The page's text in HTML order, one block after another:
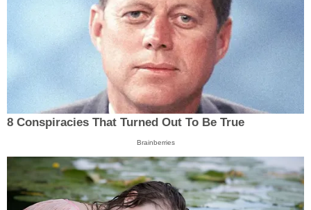
8 Conspiracies That Turned Out To Be True
Brainberries